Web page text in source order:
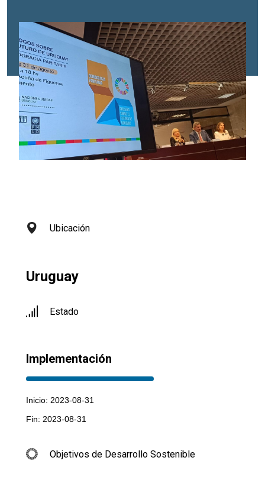
Ubicación
Uruguay
Estado
Implementación
Inicio: 2023-08-31
Fin: 2023-08-31
Objetivos de Desarrollo Sostenible